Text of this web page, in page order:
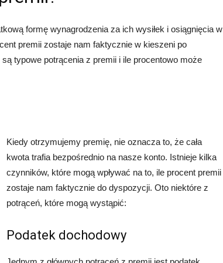
formę wynagrodzenia za ich wysiłek i osiągnięcia w
premii zostaje nam faktycznie w kieszeni po
typowe potrącenia z premii i ile procentowo może
Kiedy otrzymujemy premię, nie oznacza to, że cała
kwota trafia bezpośrednio na nasze konto. Istnieje kilka
czynników, które mogą wpływać na to, ile procent premii
zostaje nam faktycznie do dyspozycji. Oto niektóre z
potrąceń, które mogą wystąpić:
Podatek dochodowy